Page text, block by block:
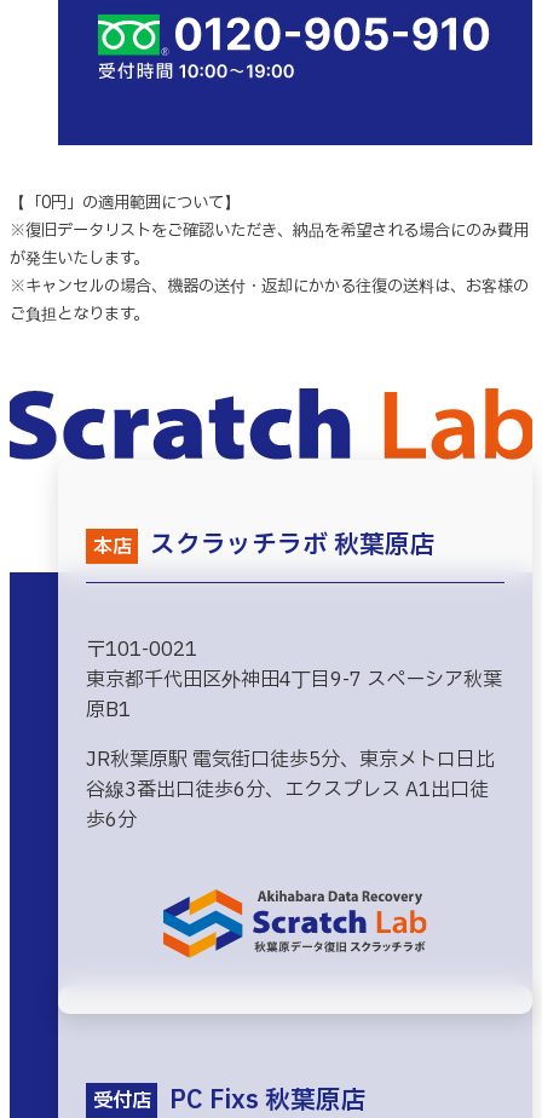
【「0円」の適用範囲について】
※復旧データリストをご確認いただき、納品を希望される場合にのみ費用
が発生いたします。
※キャンセルの場合、機器の送付・返却にかかる往復の送料は、お客様の
ご負担となります。
受付店 PC Fixs 秋葉原店
本店 スクラッチラボ 秋葉原店
〒101-0021
東京都千代田区外神田4丁目9-7 スペーシア秋葉
原B1
JR秋葉原駅 電気街口徒歩5分、東京メトロ日比
谷線3番出口徒歩6分、エクスプレス A1出口徒
歩6分